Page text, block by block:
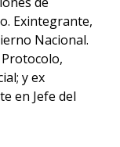
Exintegrante,
Nacional.
y ex
en Jefe del